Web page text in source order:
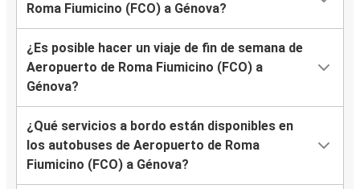
Roma Fiumicino (FCO) a Génova?
¿Es posible hacer un viaje de fin de semana de
Aeropuerto de Roma Fiumicino (FCO) a
Génova?
¿Qué servicios a bordo están disponibles en
los autobuses de Aeropuerto de Roma
Fiumicino (FCO) a Génova?